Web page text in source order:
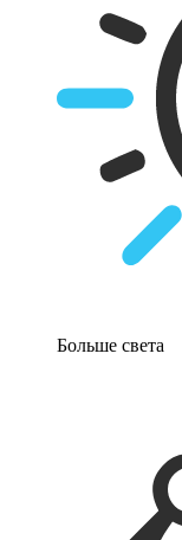
Больше света